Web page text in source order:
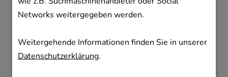
Networks weitergegeben werden.
Weitergehende Informationen finden Sie in unserer
Datenschutzerklärung.
30 St
09611900
Dieses Produkt ist zur Zeit nicht verfügbar